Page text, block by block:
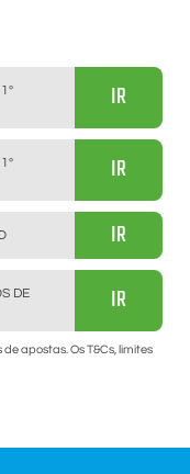
IR
IR
IR
DE
IR
apostas. Os T&Cs, limites